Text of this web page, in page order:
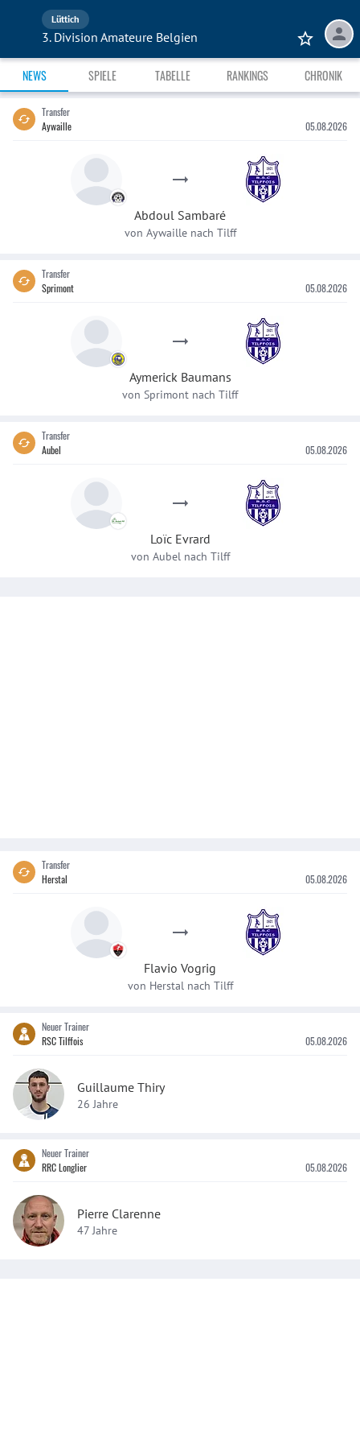
Lüttich
3. Division Amateure Belgien
NEWS SPIELE TABELLE RANKINGS CHRONIK
Transfer
Aywaille
05.08.2026
Abdoul Sambaré
von Aywaille nach Tilff
Transfer
Sprimont
05.08.2026
Aymerick Baumans
von Sprimont nach Tilff
Transfer
Aubel
05.08.2026
Loïc Evrard
von Aubel nach Tilff
Transfer
Herstal
05.08.2026
Flavio Vogrig
von Herstal nach Tilff
Neuer Trainer
RSC Tilffois
05.08.2026
Guillaume Thiry
26 Jahre
Neuer Trainer
RRC Longlier
05.08.2026
Pierre Clarenne
47 Jahre